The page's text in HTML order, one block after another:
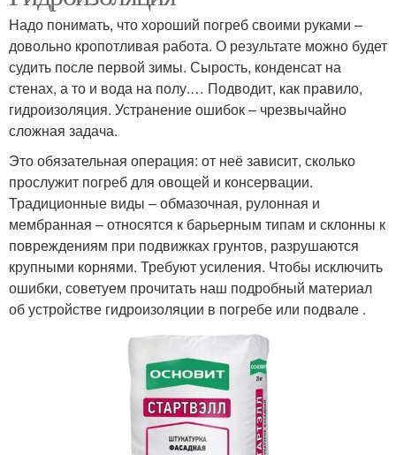
Надо понимать, что хороший погреб своими руками –
довольно кропотливая работа. О результате можно будет
судить после первой зимы. Сырость, конденсат на
стенах, а то и вода на полу.… Подводит, как правило,
гидроизоляция. Устранение ошибок – чрезвычайно
сложная задача.
Это обязательная операция: от неё зависит, сколько
прослужит погреб для овощей и консервации.
Традиционные виды – обмазочная, рулонная и
мембранная – относятся к барьерным типам и склонны к
повреждениям при подвижках грунтов, разрушаются
крупными корнями. Требуют усиления. Чтобы исключить
ошибки, советуем прочитать наш подробный материал
об устройстве гидроизоляции в погребе или подвале .